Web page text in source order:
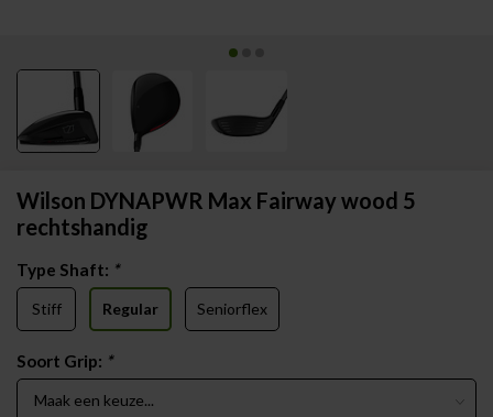
Wilson DYNAPWR Max Fairway wood 5
rechtshandig
Type Shaft: *
Stiff Regular Seniorflex
Soort Grip: *